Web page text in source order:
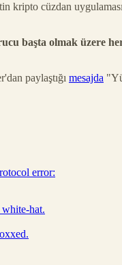
kripto cüzdan
başta olmak üzere
paylaştığı mesajda
error:
hat.